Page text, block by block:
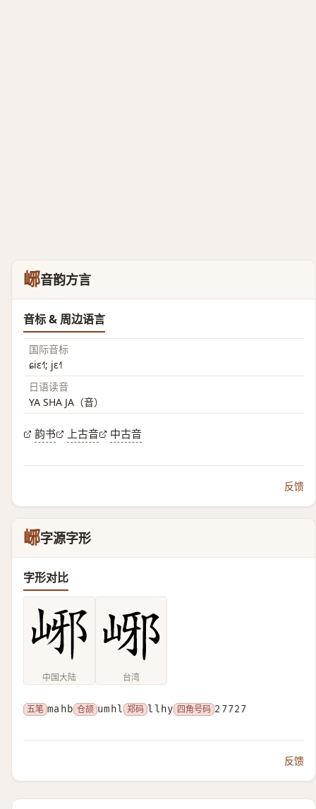
峫音韵方言
音标 & 周边语言
国际音标
ɕiɛ˧˥; jɛ˧˥
日语读音
YA SHA JA（音）
韵书 上古音 中古音
反馈
峫字源字形
字形对比
中国大陆 台湾
五笔 mahb 仓颉 umhl 郑码 llhy 四角号码 27727
反馈